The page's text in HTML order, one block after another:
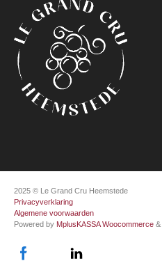
2025 © Le Grand Cru Heemstede
Privacyverklaring
Algemene voorwaarden
Powered by MplusKASSA Woocommerce &